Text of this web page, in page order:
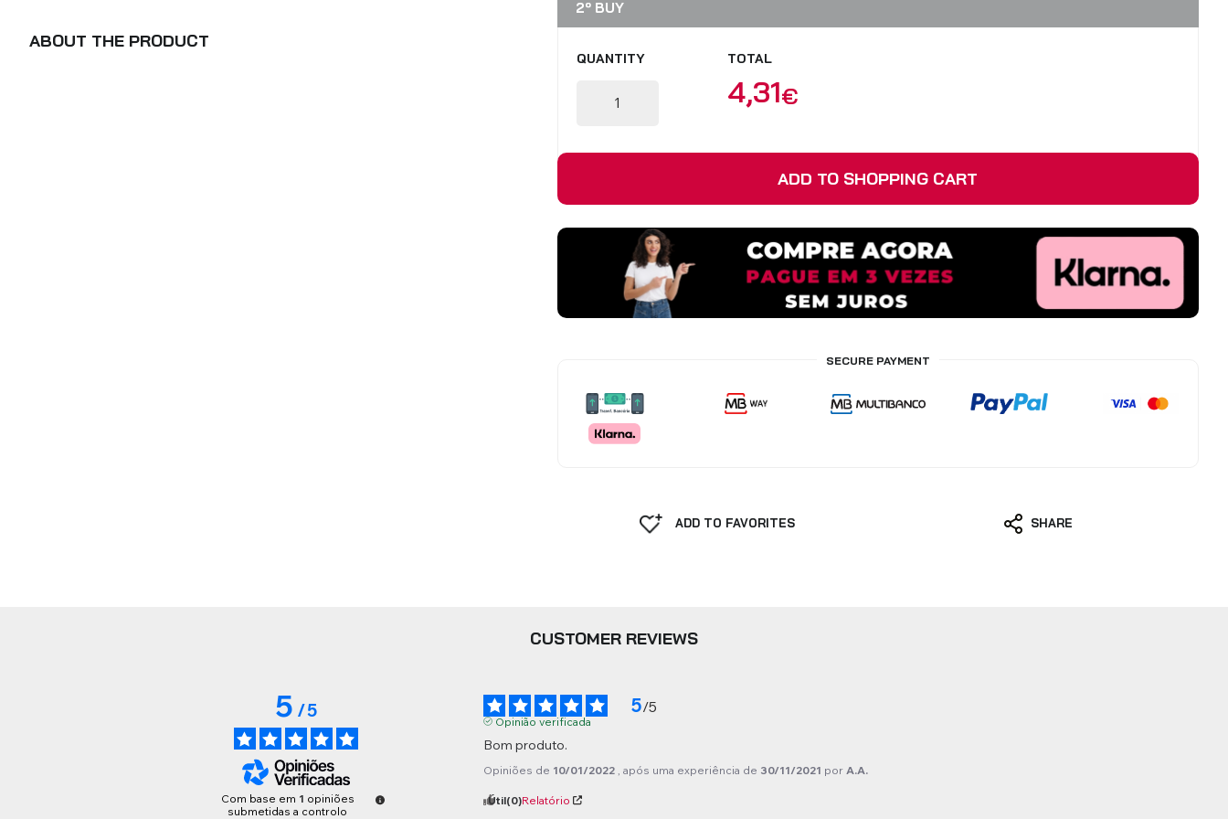
VIEW ALL PRODUCTS
ABOUT THE PRODUCT
2º BUY
QUANTITY TOTAL
€
4,31
ADD TO SHOPPING CART
SECURE PAYMENT
ADD TO FAVORITES SHARE
CUSTOMER REVIEWS
5/5
Com base em 1 opiniões
submetidas a controlo
5/5
Opinião verificada
Bom produto.
Opiniões de 10/01/2022 , após uma experiência de 30/11/2021 por A.A.
Útil(0)Relatório